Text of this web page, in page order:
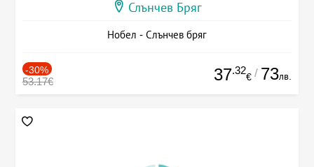
Слънчев Бряг
Нобел - Слънчев бряг
-30%
53.17€ 37.32
€ / 73лв.